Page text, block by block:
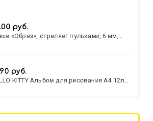
руб.
«Обрез», стреляет пульками, 6 мм,
руб.
KITTY Альбом для рисования А4 12л.